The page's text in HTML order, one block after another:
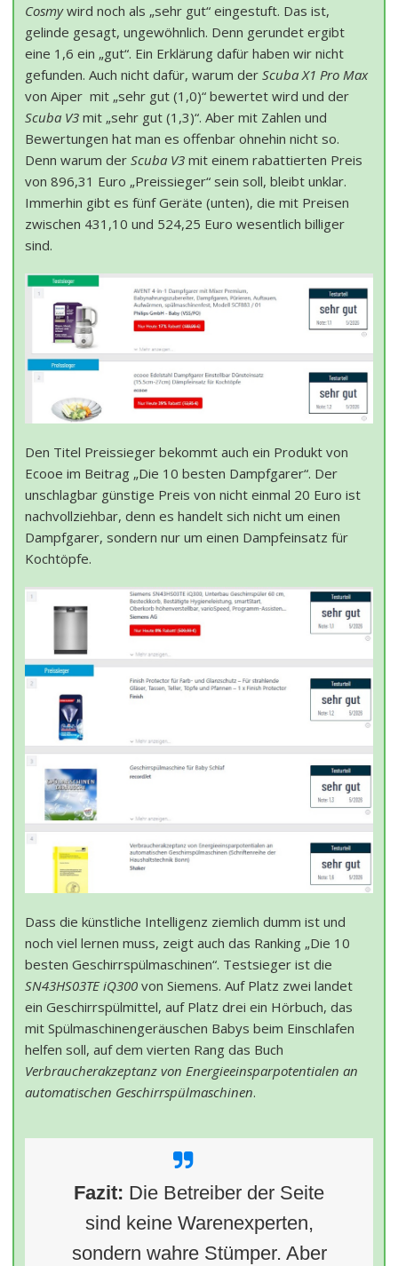
Cosmywird noch als „sehr gut“ eingestuft. Das ist,
gelinde gesagt, ungewöhnlich. Denn gerundet ergibt
eine 1,6 ein „gut“. Ein Erklärung dafür haben wir nicht
gefunden. Auch nicht dafür, warum der Scuba X1 Pro Max
von Aiper mit „sehr gut (1,0)“ bewertet wird und der
Scuba V3 mit „sehr gut (1,3)“. Aber mit Zahlen und
Bewertungen hat man es offenbar ohnehin nicht so.
Denn warum der Scuba V3 mit einem rabattierten Preis
von 896,31 Euro „Preissieger“ sein soll, bleibt unklar.
Immerhin gibt es fünf Geräte (unten), die mit Preisen
zwischen 431,10 und 524,25 Euro wesentlich billiger
sind.
Den Titel Preissieger bekommt auch ein Produkt von
Ecooe im Beitrag „Die 10 besten Dampfgarer“. Der
unschlagbar günstige Preis von nicht einmal 20 Euro ist
nachvollziehbar, denn es handelt sich nicht um einen
Dampfgarer, sondern nur um einen Dampfeinsatz für
Kochtöpfe.
Dass die künstliche Intelligenz ziemlich dumm ist und
noch viel lernen muss, zeigt auch das Ranking „Die 10
besten Geschirrspülmaschinen“. Testsieger ist die
SN43HS03TE iQ300 von Siemens. Auf Platz zwei landet
ein Geschirrspülmittel, auf Platz drei ein Hörbuch, das
mit Spülmaschinengeräuschen Babys beim Einschlafen
helfen soll, auf dem vierten Rang das Buch
Verbraucherakzeptanz von Energieeinsparpotentialen an
automatischen Geschirrspülmaschinen.
Fazit: Die Betreiber der Seite
sind keine Warenexperten,
sondern wahre Stümper. Aber